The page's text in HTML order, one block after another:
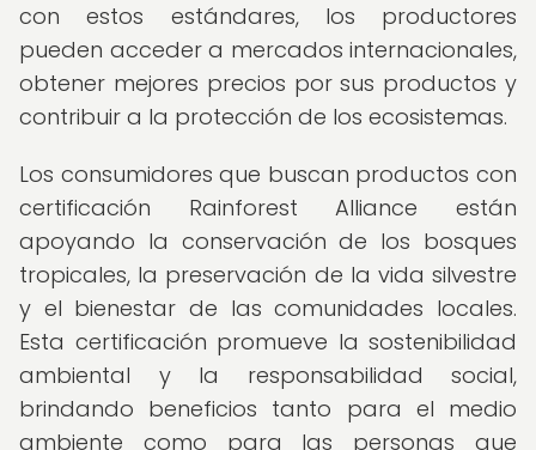
con estos estándares, los productores
pueden acceder a mercados internacionales,
obtener mejores precios por sus productos y
contribuir a la protección de los ecosistemas.
Los consumidores que buscan productos con
certificación Rainforest Alliance están
apoyando la conservación de los bosques
tropicales, la preservación de la vida silvestre
y el bienestar de las comunidades locales.
Esta certificación promueve la sostenibilidad
ambiental y la responsabilidad social,
brindando beneficios tanto para el medio
ambiente como para las personas que